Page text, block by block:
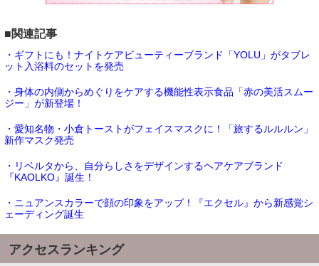
■関連記事
・ギフトにも！ナイトケアビューティーブランド「YOLU」がタブレ
ット入浴料のセットを発売
・身体の内側からめぐりをケアする機能性表示食品「赤の美活スムー
ジー」が新登場！
・愛知名物・小倉トーストがフェイスマスクに！「旅するルルルン」
新作マスク発売
・リベルタから、自分らしさをデザインするヘアケアブランド
『KAOLKO』誕生！
・ニュアンスカラーで顔の印象をアップ！『エクセル』から新感覚シ
ェーディング誕生
アクセスランキング